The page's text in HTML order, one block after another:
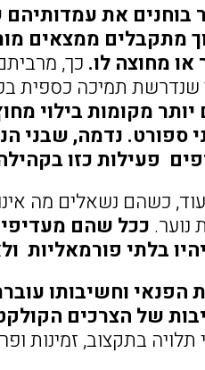
בוחנים את עמדותיהם
מתקבלים ממצאים
מחוצה לו. כך,
שנדרשת תמיכה כספית
יותר מקומות בילוי
ספורט. נדמה, שבני
פעילות כזו
כשהם נשאלים מה אינו
נוער. ככל שהם
בלתי פורמאליות
הפנאי וחשיבותו
של הצרכים
תלויה בתקצוב, זמינות